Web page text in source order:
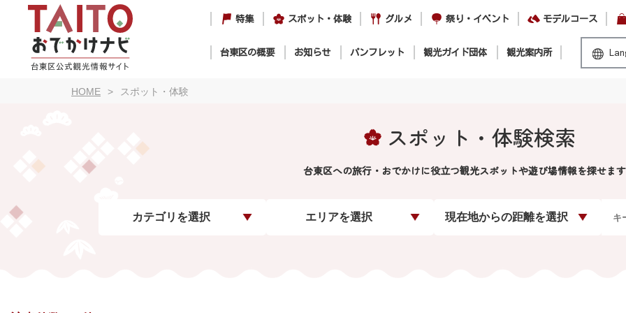
特集 スポット・体験 グルメ 祭り・イベント モデルコース
台東区の概要 お知らせ パンフレット 観光ガイド団体 観光案内所
HOME スポット・体験
スポット・体験検索
台東区への旅行・おでかけに役立つ観光スポットや遊び場情報を探せま
カテゴリを選択 エリアを選択 現在地からの距離を選択